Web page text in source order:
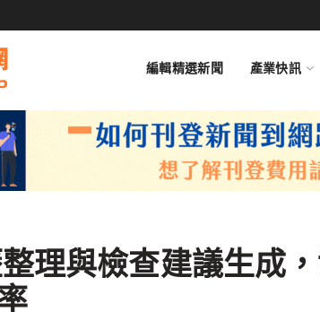
編輯精選新聞 產業快訊
理與檢查建議生成